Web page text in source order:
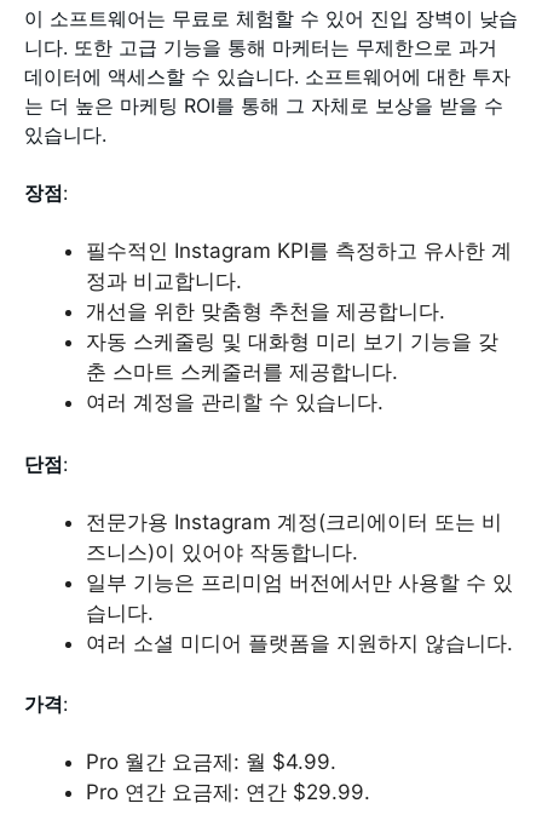
이 소프트웨어는 무료로 체험할 수 있어 진입 장벽이 낮습
니다. 또한 고급 기능을 통해 마케터는 무제한으로 과거
데이터에 액세스할 수 있습니다. 소프트웨어에 대한 투자
는 더 높은 마케팅 ROI를 통해 그 자체로 보상을 받을 수
있습니다.
장점:
필수적인 Instagram KPI를 측정하고 유사한 계
정과 비교합니다.
개선을 위한 맞춤형 추천을 제공합니다.
자동 스케줄링 및 대화형 미리 보기 기능을 갖
춘 스마트 스케줄러를 제공합니다.
여러 계정을 관리할 수 있습니다.
단점:
전문가용 Instagram 계정(크리에이터 또는 비
즈니스)이 있어야 작동합니다.
일부 기능은 프리미엄 버전에서만 사용할 수 있
습니다.
여러 소셜 미디어 플랫폼을 지원하지 않습니다.
가격:
Pro 월간 요금제: 월 $4.99.
Pro 연간 요금제: 연간 $29.99.